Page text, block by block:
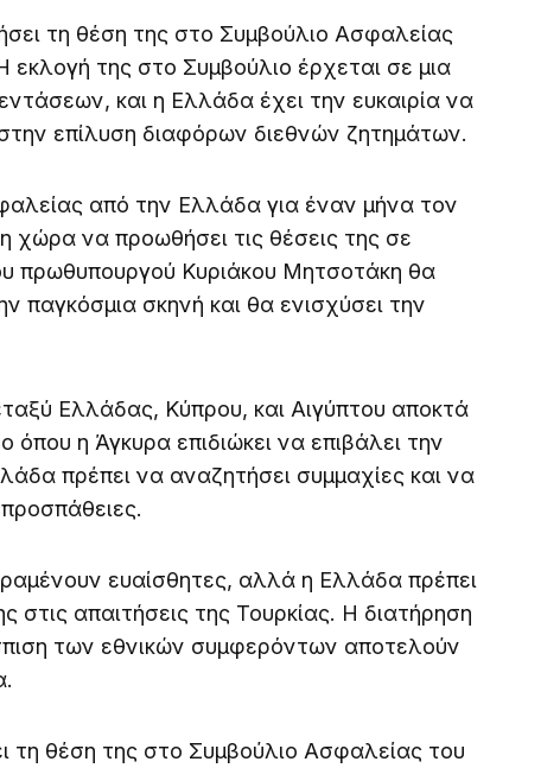
τη θέση της στο Συμβούλιο Ασφαλείας
της στο Συμβούλιο έρχεται σε μια
και η Ελλάδα έχει την ευκαιρία να
επίλυση διαφόρων διεθνών ζητημάτων.
από την Ελλάδα για έναν μήνα τον
χώρα να προωθήσει τις θέσεις της σε
πρωθυπουργού Κυριάκου Μητσοτάκη θα
παγκόσμια σκηνή και θα ενισχύσει την
Ελλάδας, Κύπρου, και Αιγύπτου αποκτά
όπου η Άγκυρα επιδιώκει να επιβάλει την
πρέπει να αναζητήσει συμμαχίες και να
ευαίσθητες, αλλά η Ελλάδα πρέπει
στις απαιτήσεις της Τουρκίας. Η διατήρηση
των εθνικών συμφερόντων αποτελούν
τη θέση της στο Συμβούλιο Ασφαλείας του